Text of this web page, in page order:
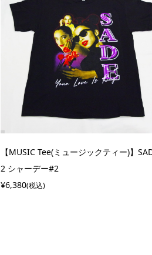
【MUSIC Tee(ミュージックティー)】
2 シャーデー#2
¥6,380(税込)